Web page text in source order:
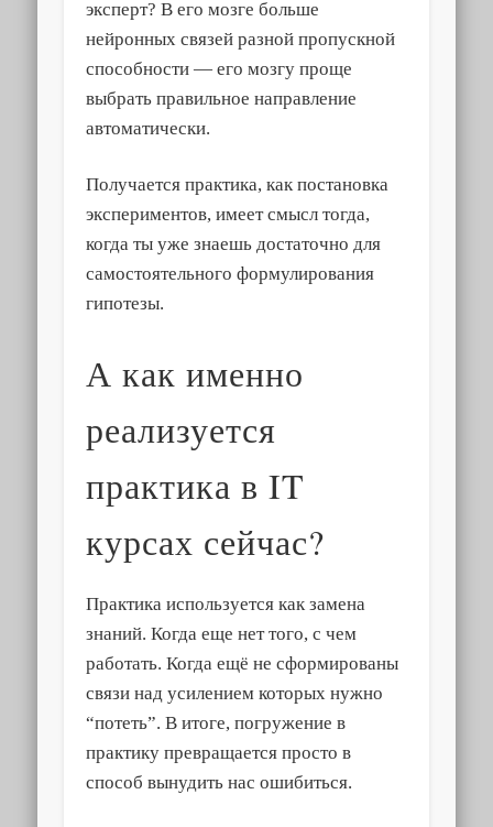
эксперт? В его мозге больше
нейронных связей разной пропускной
способности — его мозгу проще
выбрать правильное направление
автоматически.
Получается практика, как постановка
экспериментов, имеет смысл тогда,
когда ты уже знаешь достаточно для
самостоятельного формулирования
гипотезы.
А как именно
реализуется
практика в IT
курсах сейчас?
Практика используется как замена
знаний. Когда еще нет того, с чем
работать. Когда ещё не сформированы
связи над усилением которых нужно
“потеть”. В итоге, погружение в
практику превращается просто в
способ вынудить нас ошибиться.